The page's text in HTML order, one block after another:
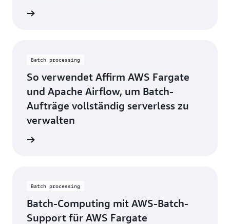
Batch processing
So verwendet Affirm AWS Fargate
und Apache Airflow, um Batch-
Aufträge vollständig serverless zu
verwalten
Batch processing
Batch-Computing mit AWS-Batch-
Support für AWS Fargate